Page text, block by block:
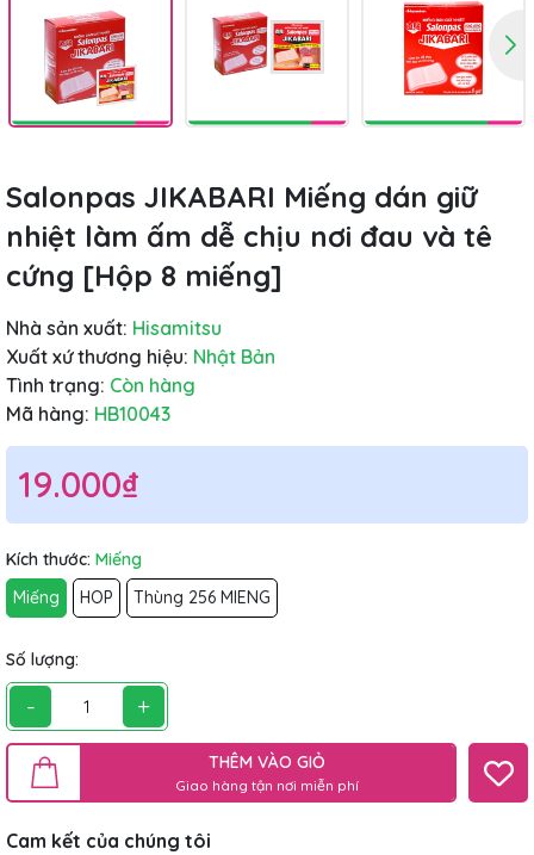
Salonpas JIKABARI Miếng dán giữ
nhiệt làm ấm dễ chịu nơi đau và tê
cứng [Hộp 8 miếng]
Nhà sản xuất: Hisamitsu
Xuất xứ thương hiệu: Nhật Bản
Tình trạng: Còn hàng
Mã hàng: HB10043
19.000₫
Kích thước: Miếng
Miếng
HOP Thùng 256 MIENG
Số lượng:
- +
THÊM VÀO GIỎ
Giao hàng tận nơi miễn phí
Cam kết của chúng tôi